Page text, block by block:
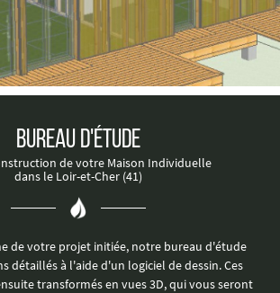
Bureau d'Étude
de votre Maison Individuelle
dans le Loir-et-Cher (41)
de votre projet initiée, notre bureau d'étude
détaillés à l'aide d'un logiciel de dessin. Ces
transformés en vues 3D, qui vous seront